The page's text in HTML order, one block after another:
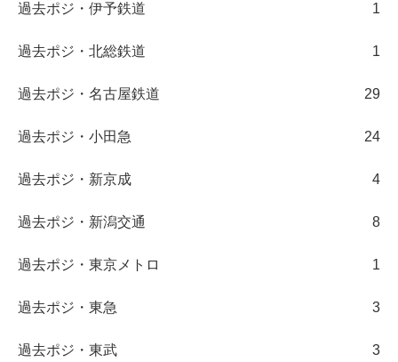
過去ポジ・伊予鉄道 1
過去ポジ・北総鉄道 1
過去ポジ・名古屋鉄道 29
過去ポジ・小田急 24
過去ポジ・新京成 4
過去ポジ・新潟交通 8
過去ポジ・東京メトロ 1
過去ポジ・東急 3
過去ポジ・東武 3